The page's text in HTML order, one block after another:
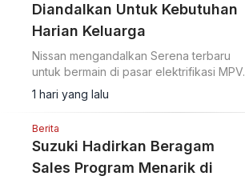
Diandalkan Untuk Kebutuhan
Harian Keluarga
Nissan mengandalkan Serena terbaru
untuk bermain di pasar elektrifikasi MPV.
1 hari yang lalu
Berita
Suzuki Hadirkan Beragam
Sales Program Menarik di